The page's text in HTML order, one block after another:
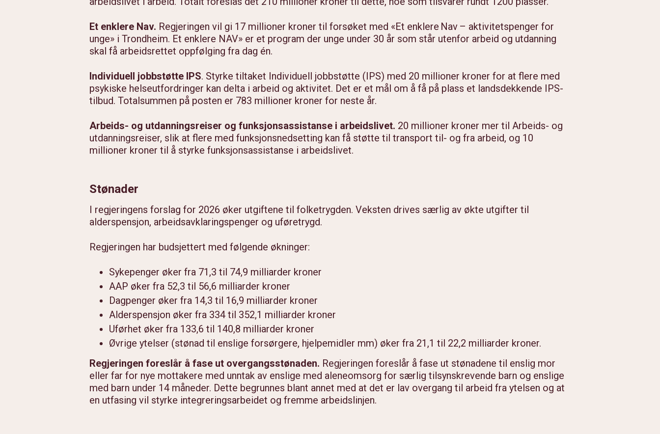
Et enklere Nav. Regjeringen vil gi 17 millioner kroner til forsøket med «Et enklere Nav – aktivitetspenger for
unge» i Trondheim. Et enklere NAV» er et program der unge under 30 år som står utenfor arbeid og utdanning
skal få arbeidsrettet oppfølging fra dag én.
Individuell jobbstøtte IPS. Styrke tiltaket Individuell jobbstøtte (IPS) med 20 millioner kroner for at flere med
psykiske helseutfordringer kan delta i arbeid og aktivitet. Det er et mål om å få på plass et landsdekkende IPS-
tilbud. Totalsummen på posten er 783 millioner kroner for neste år.
Arbeids- og utdanningsreiser og funksjonsassistanse i arbeidslivet. 20 millioner kroner mer til Arbeids- og
utdanningsreiser, slik at flere med funksjonsnedsetting kan få støtte til transport til- og fra arbeid, og 10
millioner kroner til å styrke funksjonsassistanse i arbeidslivet.
Stønader
I regjeringens forslag for 2026 øker utgiftene til folketrygden. Veksten drives særlig av økte utgifter til
alderspensjon, arbeidsavklaringspenger og uføretrygd.
Regjeringen har budsjettert med følgende økninger:
Sykepenger øker fra 71,3 til 74,9 milliarder kroner
AAP øker fra 52,3 til 56,6 milliarder kroner
Dagpenger øker fra 14,3 til 16,9 milliarder kroner
Alderspensjon øker fra 334 til 352,1 milliarder kroner
Uførhet øker fra 133,6 til 140,8 milliarder kroner
Øvrige ytelser (stønad til enslige forsørgere, hjelpemidler mm) øker fra 21,1 til 22,2 milliarder kroner.
Regjeringen foreslår å fase ut overgangsstønaden. Regjeringen foreslår å fase ut stønadene til enslig mor
eller far for nye mottakere med unntak av enslige med aleneomsorg for særlig tilsynskrevende barn og enslige
med barn under 14 måneder. Dette begrunnes blant annet med at det er lav overgang til arbeid fra ytelsen og at
en utfasing vil styrke integreringsarbeidet og fremme arbeidslinjen.